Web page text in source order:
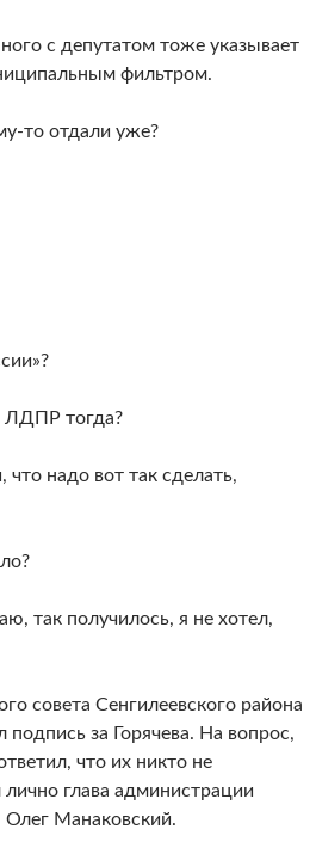
с депутатом тоже указывает
фильтром.
то отдали уже?
ЛДПР тогда?
надо вот так сделать,
так получилось, я не хотел,
совета Сенгилеевского района
подпись за Горячева. На вопрос,
что их никто не
глава администрации
Олег Манаковский.